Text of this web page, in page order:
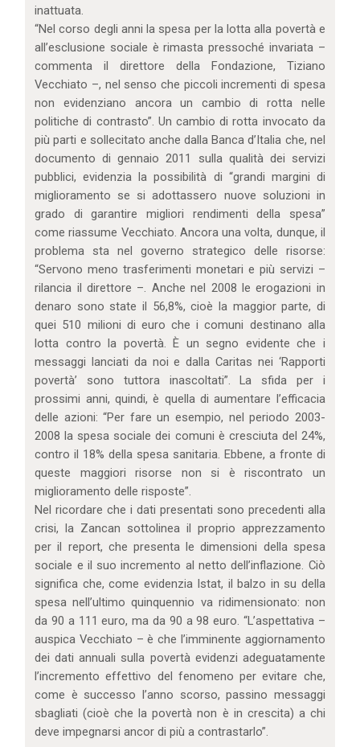
inattuata.
“Nel corso degli anni la spesa per la lotta alla povertà e
all’esclusione sociale è rimasta pressoché invariata –
commenta il direttore della Fondazione, Tiziano
Vecchiato –, nel senso che piccoli incrementi di spesa
non evidenziano ancora un cambio di rotta nelle
politiche di contrasto”. Un cambio di rotta invocato da
più parti e sollecitato anche dalla Banca d’Italia che, nel
documento di gennaio 2011 sulla qualità dei servizi
pubblici, evidenzia la possibilità di “grandi margini di
miglioramento se si adottassero nuove soluzioni in
grado di garantire migliori rendimenti della spesa”
come riassume Vecchiato. Ancora una volta, dunque, il
problema sta nel governo strategico delle risorse:
“Servono meno trasferimenti monetari e più servizi –
rilancia il direttore –. Anche nel 2008 le erogazioni in
denaro sono state il 56,8%, cioè la maggior parte, di
quei 510 milioni di euro che i comuni destinano alla
lotta contro la povertà. È un segno evidente che i
messaggi lanciati da noi e dalla Caritas nei ‘Rapporti
povertà’ sono tuttora inascoltati”. La sfida per i
prossimi anni, quindi, è quella di aumentare l’efficacia
delle azioni: “Per fare un esempio, nel periodo 2003-
2008 la spesa sociale dei comuni è cresciuta del 24%,
contro il 18% della spesa sanitaria. Ebbene, a fronte di
queste maggiori risorse non si è riscontrato un
miglioramento delle risposte”.
Nel ricordare che i dati presentati sono precedenti alla
crisi, la Zancan sottolinea il proprio apprezzamento
per il report, che presenta le dimensioni della spesa
sociale e il suo incremento al netto dell’inflazione. Ciò
significa che, come evidenzia Istat, il balzo in su della
spesa nell’ultimo quinquennio va ridimensionato: non
da 90 a 111 euro, ma da 90 a 98 euro. “L’aspettativa –
auspica Vecchiato – è che l’imminente aggiornamento
dei dati annuali sulla povertà evidenzi adeguatamente
l’incremento effettivo del fenomeno per evitare che,
come è successo l’anno scorso, passino messaggi
sbagliati (cioè che la povertà non è in crescita) a chi
deve impegnarsi ancor di più a contrastarlo”.